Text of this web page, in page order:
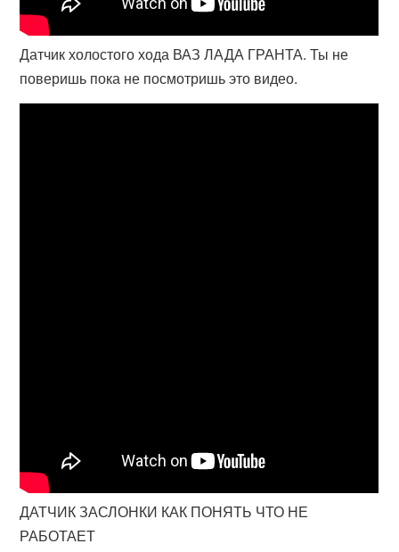
Датчик холостого хода ВАЗ ЛАДА ГРАНТА. Ты не
поверишь пока не посмотришь это видео.
ДАТЧИК ЗАСЛОНКИ КАК ПОНЯТЬ ЧТО НЕ
РАБОТАЕТ